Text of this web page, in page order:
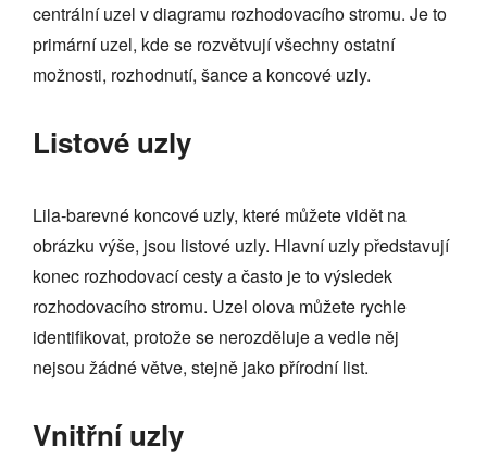
centrální uzel v diagramu rozhodovacího stromu. Je to
primární uzel, kde se rozvětvují všechny ostatní
možnosti, rozhodnutí, šance a koncové uzly.
Listové uzly
Lila-barevné koncové uzly, které můžete vidět na
obrázku výše, jsou listové uzly. Hlavní uzly představují
konec rozhodovací cesty a často je to výsledek
rozhodovacího stromu. Uzel olova můžete rychle
identifikovat, protože se nerozděluje a vedle něj
nejsou žádné větve, stejně jako přírodní list.
Vnitřní uzly